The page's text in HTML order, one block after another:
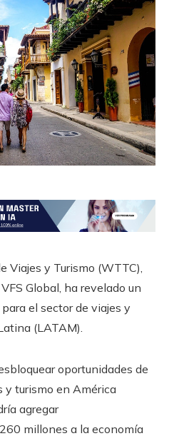
Viajes y Turismo (WTTC),
Global, ha revelado un
el sector de viajes y
(LATAM).
oportunidades de
y turismo en América
agregar
millones a la economía